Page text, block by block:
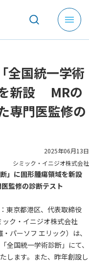
メ
ニ
を
開
く
全国統一学術
新設 MRの
専門医監修の
2025年06月13日
シミック・イニジオ株式会社
」に固形腫瘍領域を新設
監修の診断テスト
東京都港区、代表取締役
ック・イニジオ株式会社
パーソフ エリック）は、
全国統一学術診断」にて、
します。また、昨年創設し